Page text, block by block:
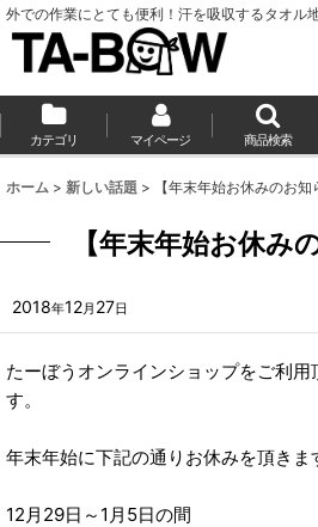
外での作業にとても便利！汗を吸収するタオル
カテゴリ マイページ 商品検索
ホーム > 新しい話題 > 【年末年始お休みのお知
【年末年始お休み
2018年12月 27日
たーぼうオンラインショップをご利用
す。
年末年始に下記の通りお休みを頂きま
12月29日～1月5日の間